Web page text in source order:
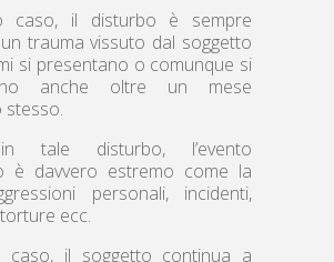
caso, il disturbo è sempre
trauma vissuto dal soggetto
si presentano o comunque si
anche oltre un mese
stesso.
tale disturbo, l’evento
è davvero estremo come la
personali, incidenti,
ecc.
caso, il soggetto continua a